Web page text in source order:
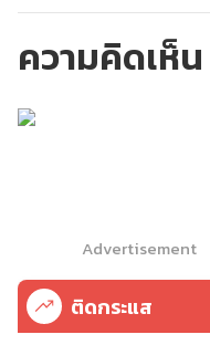
ความคิดเห็น
Advertisement
ติดกระแส